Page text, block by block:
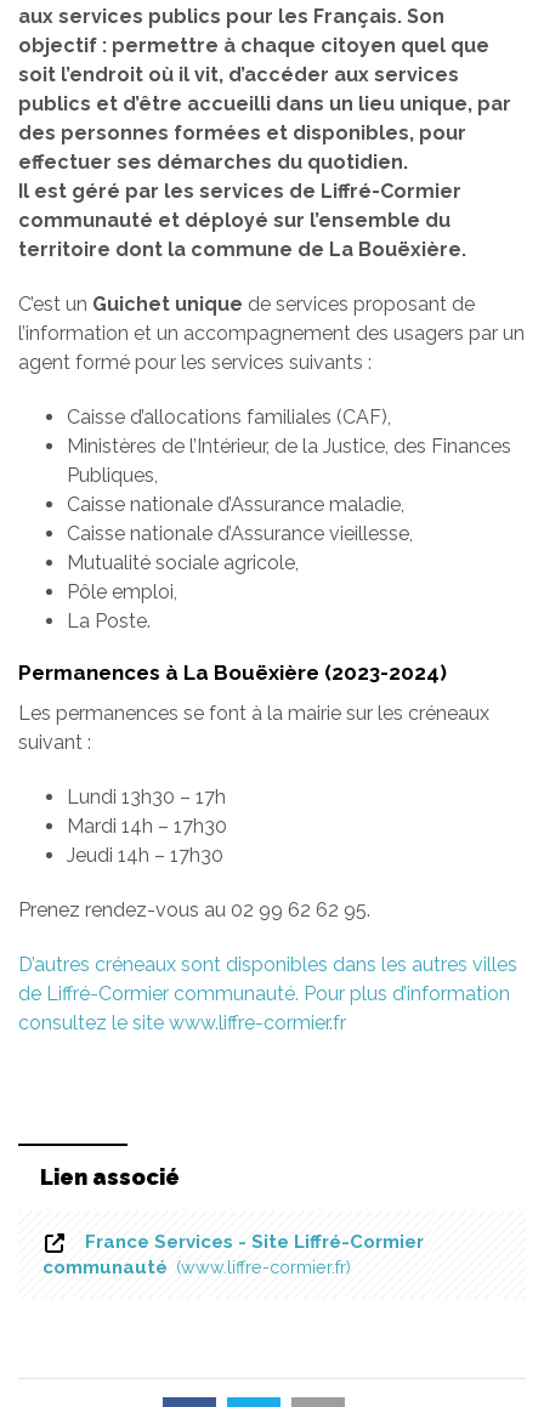
aux services publics pour les Français. Son
objectif : permettre à chaque citoyen quel que
soit l’endroit où il vit, d’accéder aux services
publics et d’être accueilli dans un lieu unique, par
des personnes formées et disponibles, pour
effectuer ses démarches du quotidien.
Il est géré par les services de Liffré-Cormier
communauté et déployé sur l’ensemble du
territoire dont la commune de La Bouëxière.
C’est un Guichet unique de services proposant de
l’information et un accompagnement des usagers par un
agent formé pour les services suivants :
Caisse d’allocations familiales (CAF),
Ministères de l’Intérieur, de la Justice, des Finances
Publiques,
Caisse nationale d’Assurance maladie,
Caisse nationale d’Assurance vieillesse,
Mutualité sociale agricole,
Pôle emploi,
La Poste.
Permanences à La Bouëxière (2023-2024)
Les permanences se font à la mairie sur les créneaux
suivant :
Lundi 13h30 – 17h
Mardi 14h – 17h30
Jeudi 14h – 17h30
Prenez rendez-vous au 02 99 62 62 95.
D’autres créneaux sont disponibles dans les autres villes
de Liffré-Cormier communauté. Pour plus d’information
consultez le site www.liffre-cormier.fr
Lien associé
France Services - Site Liffré-Cormier
communauté
www.liffre-cormier.fr